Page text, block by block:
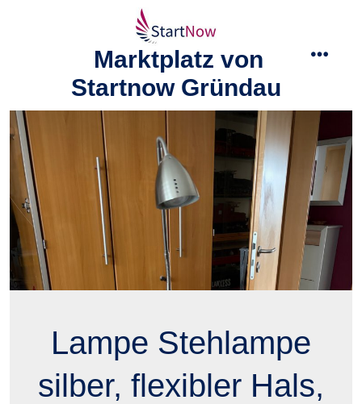
Marktplatz von
Startnow Gründau
Lampe Stehlampe
silber, flexibler Hals,